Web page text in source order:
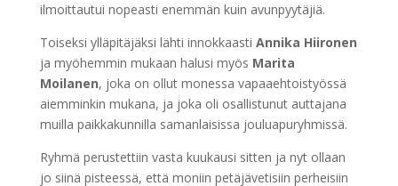
ilmoittautui nopeasti enemmän kuin avunpyytäjiä.
Toiseksi ylläpitäjäksi lähti innokkaasti Annika Hiironen
ja myöhemmin mukaan halusi myös Marita
Moilanen, joka on ollut monessa vapaaehtoistyössä
aiemminkin mukana, ja joka oli osallistunut auttajana
muilla paikkakunnilla samanlaisissa jouluapuryhmissä.
Ryhmä perustettiin vasta kuukausi sitten ja nyt ollaan
jo siinä pisteessä, että moniin petäjävetisiin perheisiin